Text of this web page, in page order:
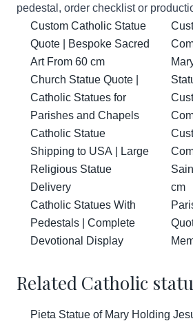
pedestal, order checklist or
Custom Catholic Statue
Quote | Bespoke Sacred
Art From 60 cm
Church Statue Quote |
Catholic Statues for
Parishes and Chapels
Catholic Statue
Shipping to USA | Large
Religious Statue
Delivery
Catholic Statues With
Pedestals | Complete
Devotional Display
cm
Related Catholic
Pieta Statue of Mary Holding